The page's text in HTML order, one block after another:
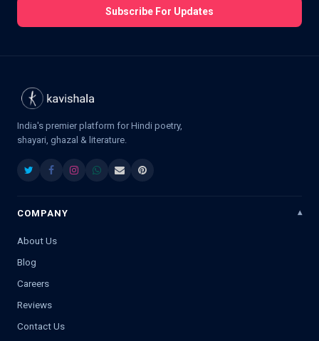
Subscribe For Updates
India's premier platform for Hindi poetry,
shayari, ghazal & literature.
COMPANY
About Us
Blog
Careers
Reviews
Contact Us